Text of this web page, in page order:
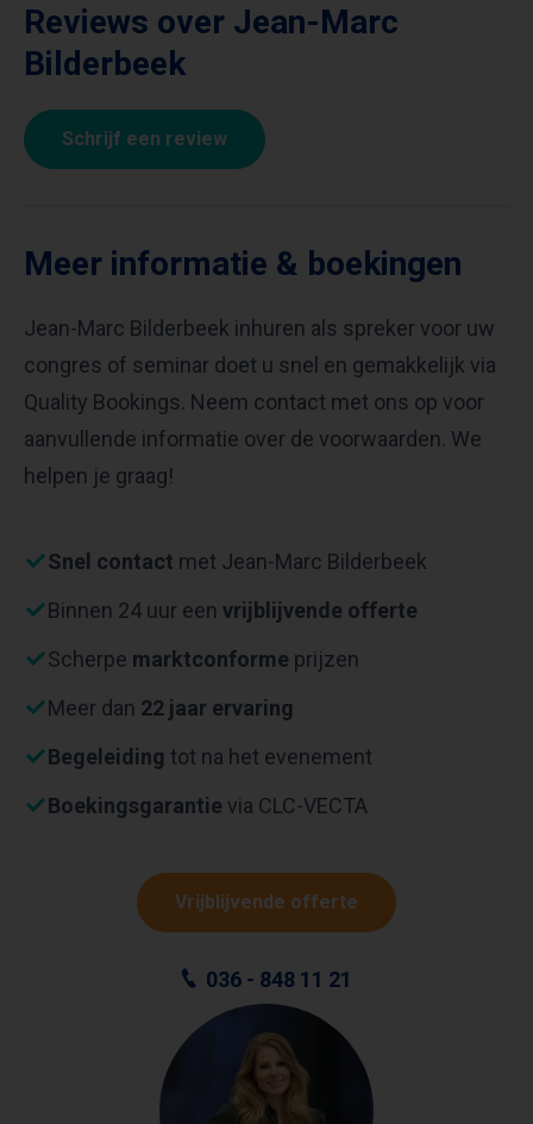
Reviews over Jean-Marc
Bilderbeek
Schrijf een review
Meer informatie & boekingen
Jean-Marc Bilderbeek inhuren als spreker voor uw
congres of seminar doet u snel en gemakkelijk via
Quality Bookings. Neem contact met ons op voor
aanvullende informatie over de voorwaarden. We
helpen je graag!
Snel contact met Jean-Marc Bilderbeek
Binnen 24 uur een vrijblijvende offerte
Scherpe marktconforme prijzen
Meer dan 22 jaar ervaring
Begeleiding tot na het evenement
Boekingsgarantie via CLC-VECTA
Vrijblijvende offerte
036 - 848 11 21